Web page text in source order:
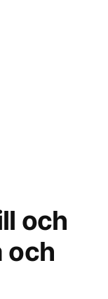
och
och